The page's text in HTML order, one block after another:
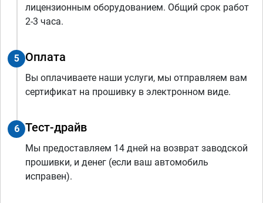
лицензионным оборудованием. Общий срок работ
2-3 часа.
5 Оплата
Вы оплачиваете наши услуги, мы отправляем вам
сертификат на прошивку в электронном виде.
6 Тест-драйв
Мы предоставляем 14 дней на возврат заводской
прошивки, и денег (если ваш автомобиль
исправен).